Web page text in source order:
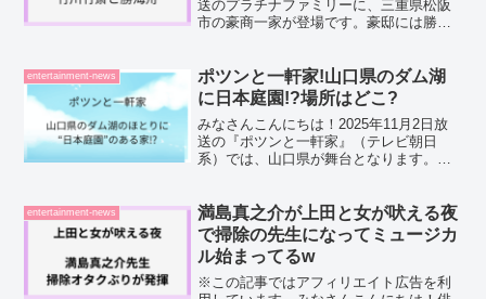
送のプラチナファミリーに、三重県松阪
市の豪商一家が登場です。豪邸には勝海
す。そんな豪商とは、「いったいどの一
家なんだろう？」と...
entertainment-news
ポツンと一軒家!山口県のダム湖
に日本庭園!?場所はどこ?
みなさんこんにちは！2025年11月2日放
送の『ポツンと一軒家』（テレビ朝日
系）では、山口県が舞台となります。今
る一軒家」という非常に珍しい構造の住
宅です。SNSで...
entertainment-news
満島真之介が上田と女が吠える夜
で掃除の先生になってミュージカ
ル始まってるw
※この記事ではアフィリエイト広告を利